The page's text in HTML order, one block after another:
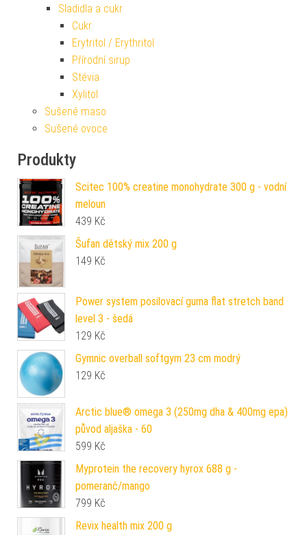
Sladidla a cukr
Cukr
Erytritol / Erythritol
Přírodní sirup
Stévia
Xylitol
Sušené maso
Sušené ovoce
Produkty
Scitec 100% creatine monohydrate 300 g - vodní
meloun
439 Kč
Šufan dětský mix 200 g
149 Kč
Power system posilovací guma flat stretch band
level 3 - šedá
129 Kč
Gymnic overball softgym 23 cm modrý
129 Kč
Arctic blue® omega 3 (250mg dha & 400mg epa)
původ aljaška - 60
599 Kč
Myprotein the recovery hyrox 688 g -
pomeranč/mango
799 Kč
Revix health mix 200 g